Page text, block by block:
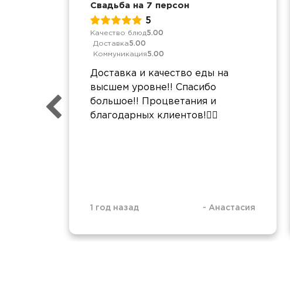
Свадьба на 7 персон
5
Качество блюд5.00
Доставка5.00
Коммуникация5.00
Доставка и качество еды на
высшем уровне!! Спасибо
большое!! Процветания и
благодарных клиентов!❤️‍🔥
1 год назад - Анастасия